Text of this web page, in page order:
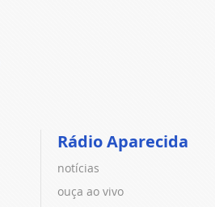
Rádio Aparecida
notícias
ouça ao vivo